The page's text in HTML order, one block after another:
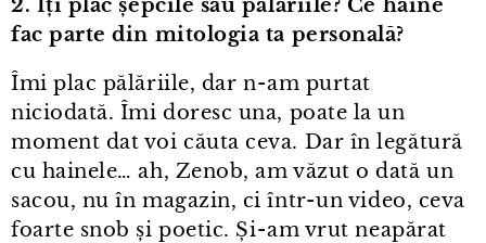
2. Îți plac șepcile sau pălăriile? Ce haine
fac parte din mitologia ta personală?
Îmi plac pălăriile, dar n⁠-⁠am purtat
niciodată. Îmi doresc una, poate la un
moment dat voi căuta ceva. Dar în legătură
cu hainele… ah, Zenob, am văzut o dată un
sacou, nu în magazin, ci într⁠-⁠un video, ceva
foarte snob și poetic. Și⁠-⁠am vrut neapărat